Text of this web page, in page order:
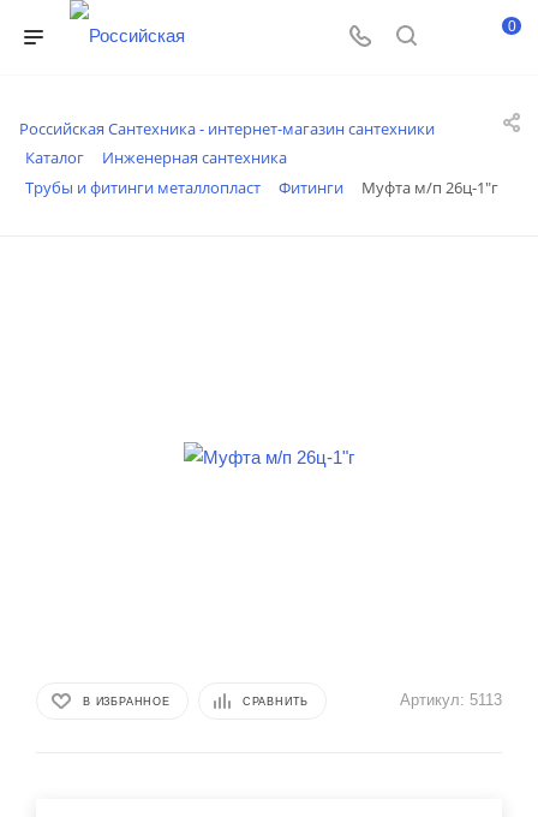
0
Российская Сантехника - интернет-магазин сантехники
Каталог
Инженерная сантехника
Трубы и фитинги металлопласт
Фитинги Муфта м/п 26ц-1"г
В ИЗБРАННОЕ СРАВНИТЬ Артикул: 5113